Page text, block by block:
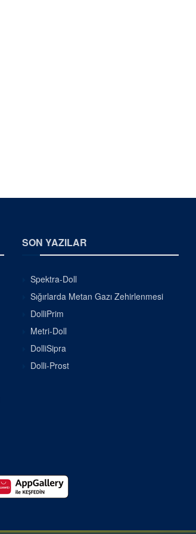
SON YAZILAR
Spektra-Doll
Sığırlarda Metan Gazı Zehirlenmesi
DolliPrim
Metri-Doll
DolliSipra
Dolli-Prost